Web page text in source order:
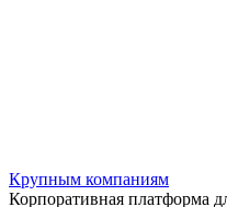
Крупным компаниям
Корпоративная платформа